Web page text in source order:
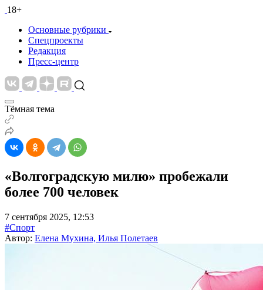
18+
Основные рубрики
Спецпроекты
Редакция
Пресс-центр
Тёмная тема
«Волгоградскую милю» пробежали
более 700 человек
7 сентября 2025, 12:53
#Спорт
Автор: Елена Мухина, Илья Полетаев